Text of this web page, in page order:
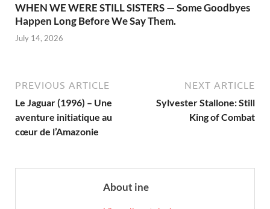
WHEN WE WERE STILL SISTERS — Some Goodbyes
Happen Long Before We Say Them.
July 14, 2026
PREVIOUS ARTICLE
Le Jaguar (1996) – Une
aventure initiatique au
cœur de l’Amazonie
NEXT ARTICLE
Sylvester Stallone: Still
King of Combat
About ine